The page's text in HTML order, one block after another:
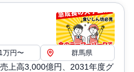
万円〜 群馬県
上高3,000億円、2031年度グ